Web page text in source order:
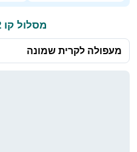
מסלול קו 542 (אגד)